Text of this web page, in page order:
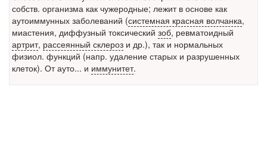
Местная анестезия развивает кардиотоксичность
Федеральная служба по
надзору в сфере
здравоохранения озвучила
тревожную статистику. Она
собств. организма как чужеродные; лежит в основе как
аутоиммунных заболеваний (системная красная волчанка,
миастения, диффузный токсический зоб, ревматоидный
артрит, рассеянный склероз и др.), так и нормальных
физиол. функций (напр. удаление старых и разрушенных
клеток). От ауто... и иммунитет.